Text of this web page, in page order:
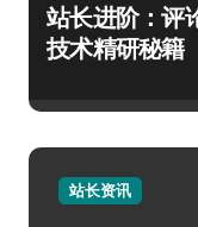
站长进阶：评
技术精研秘籍
站长资讯